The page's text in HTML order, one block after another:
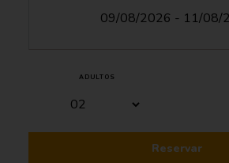
ADULTOS
Reservar